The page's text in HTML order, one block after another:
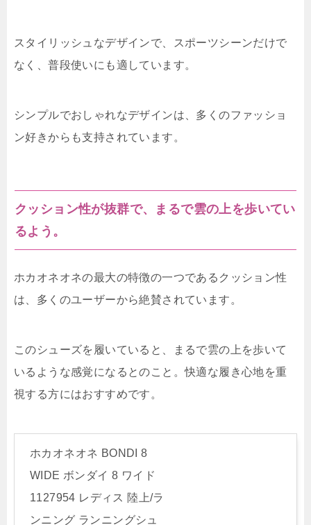
スタイリッシュなデザインで、スポーツシーンだけで
なく、普段使いにも適しています。
シンプルでおしゃれなデザインは、多くのファッショ
ン好きからも支持されています。
クッション性が抜群で、まるで雲の上を歩いてい
るよう。
ホカオネオネの最大の特徴の一つであるクッション性
は、多くのユーザーから絶賛されています。
このシューズを履いていると、まるで雲の上を歩いて
いるような感覚になるとのこと。快適な履き心地を重
視する方にはおすすめです。
ホカオネオネ BONDI 8
WIDE ボンダイ 8 ワイド
1127954 レディス 陸上/ラ
ンニング ランニングシュ